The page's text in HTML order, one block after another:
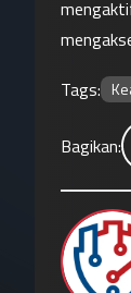
Tags:
Bagikan: